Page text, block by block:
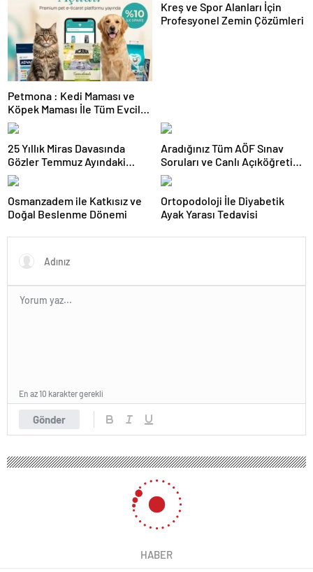
Petmona : Kedi Maması ve
Köpek Maması İle Tüm Evcil
Hayvan Ürünleri
Kreş ve Spor Alanları İçin
Profesyonel Zemin Çözümleri
25 Yıllık Miras Davasında
Gözler Temmuz Ayındaki
Karar Duruşmasına Çevrildi
Aradığınız Tüm AÖF Sınav
Soruları ve Canlı Açıköğretim
Forumu Burada
Osmanzadem ile Katkısız ve
Doğal Beslenme Dönemi
Ortopodoloji İle Diyabetik
Ayak Yarası Tedavisi
Gönder
En az 10 karakter gerekli
HABER